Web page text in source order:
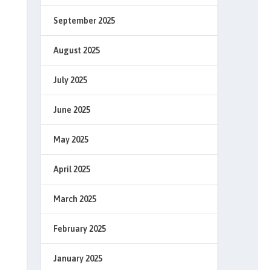
September 2025
August 2025
July 2025
June 2025
May 2025
April 2025
March 2025
February 2025
January 2025